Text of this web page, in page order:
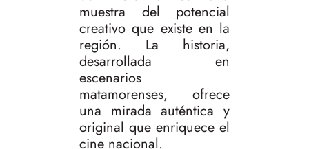
muestra del potencial
creativo que existe en la
región. La historia,
desarrollada en
escenarios
matamorenses, ofrece
una mirada auténtica y
original que enriquece el
cine nacional.